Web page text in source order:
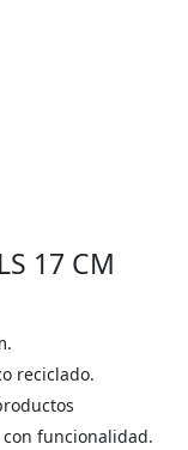
17 CM
reciclado.
funcionalidad.